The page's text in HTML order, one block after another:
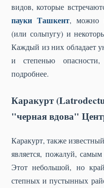
видов, которые
пауки Ташкент, можно
(или сольпугу) и
Каждый из них обладает
и степенью
подробнее.
Каракурт
"черная вдова"
Каракурт, также
является, пожалуй,
Этот небольшой, но
степных и пустынных